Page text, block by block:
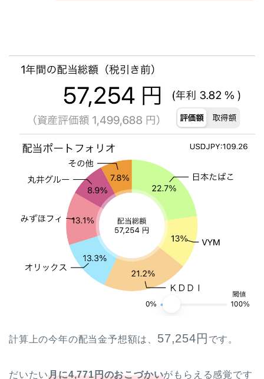
計算上の今年の配当金予想額は、 57,254円 です。
だいたい月に4,771円のおこづかいがもらえる感覚です